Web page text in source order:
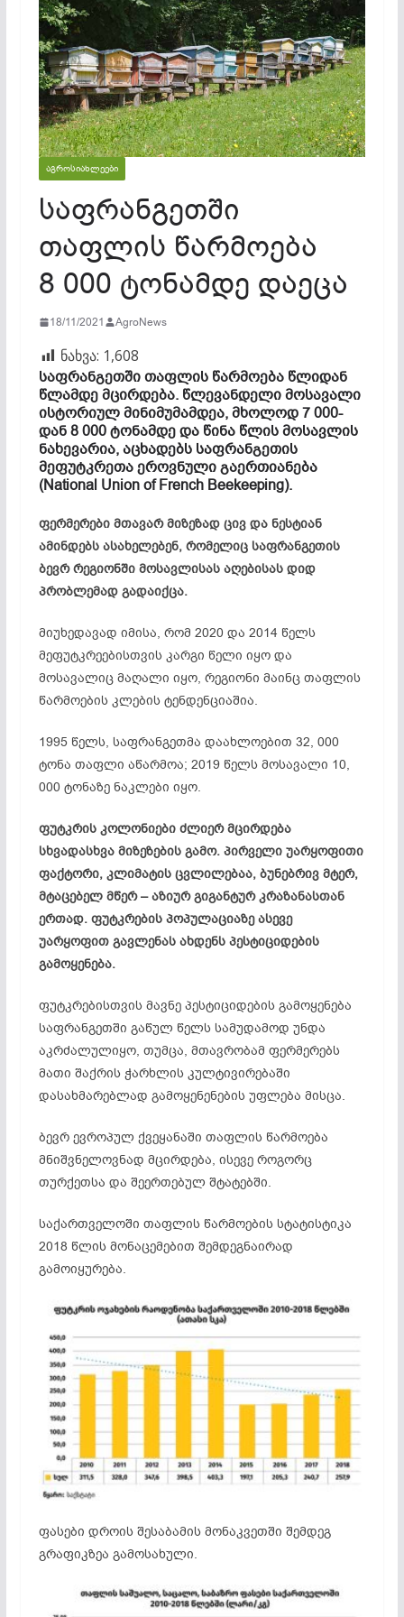
ᲐᲒᲠᲝᲡᲘᲐᲮᲚᲔᲔᲑᲘ
საფრანგეთში
თაფლის წარმოება
8 000 ტონამდე დაეცა
18/11/2021 AgroNews
ნახვა: 1,608
საფრანგეთში თაფლის წარმოება წლიდან
წლამდე მცირდება. წლევანდელი მოსავალი
ისტორიულ მინიმუმამდეა, მხოლოდ 7 000-
დან 8 000 ტონამდე და წინა წლის მოსავლის
ნახევარია, აცხადებს საფრანგეთის
მეფუტკრეთა ეროვნული გაერთიანება
(National Union of French Beekeeping).
ფერმერები მთავარ მიზეზად ცივ და ნესტიან
ამინდებს ასახელებენ, რომელიც საფრანგეთის
ბევრ რეგიონში მოსავლისას აღებისას დიდ
პრობლემად გადაიქცა.
მიუხედავად იმისა, რომ 2020 და 2014 წელს
მეფუტკრეებისთვის კარგი წელი იყო და
მოსავალიც მაღალი იყო, რეგიონი მაინც თაფლის
წარმოების კლების ტენდენციაშია.
1995 წელს, საფრანგეთმა დაახლოებით 32, 000
ტონა თაფლი აწარმოა; 2019 წელს მოსავალი 10,
000 ტონაზე ნაკლები იყო.
ფუტკრის კოლონიები ძლიერ მცირდება
სხვადასხვა მიზეზების გამო. პირველი უარყოფითი
ფაქტორი, კლიმატის ცვლილებაა, ბუნებრივ მტერ,
მტაცებელ მწერ – აზიურ გიგანტურ კრაზანასთან
ერთად. ფუტკრების პოპულაციაზე ასევე
უარყოფით გავლენას ახდენს პესტიციდების
გამოყენება.
ფუტკრებისთვის მავნე პესტიციდების გამოყენება
საფრანგეთში გაწულ წელს სამუდამოდ უნდა
აკრძალულიყო, თუმცა, მთავრობამ ფერმერებს
მათი შაქრის ჭარხლის კულტივირებაში
დასახმარებლად გამოყენენების უფლება მისცა.
ბევრ ევროპულ ქვეყანაში თაფლის წარმოება
მნიშვნელოვნად მცირდება, ისევე როგორც
თურქეთსა და შეერთებულ შტატებში.
საქართველოში თაფლის წარმოების სტატისტიკა
2018 წლის მონაცემებით შემდეგნაირად
გამოიყურება.
ფასები დროის შესაბამის მონაკვეთში შემდეგ
გრაფიკზეა გამოსახული.